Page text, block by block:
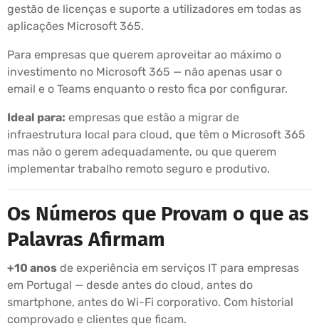
gestão de licenças e suporte a utilizadores em todas as
aplicações Microsoft 365.
Para empresas que querem aproveitar ao máximo o
investimento no Microsoft 365 — não apenas usar o
email e o Teams enquanto o resto fica por configurar.
Ideal para: empresas que estão a migrar de
infraestrutura local para cloud, que têm o Microsoft 365
mas não o gerem adequadamente, ou que querem
implementar trabalho remoto seguro e produtivo.
Os Números que Provam o que as
Palavras Afirmam
+10 anos de experiência em serviços IT para empresas
em Portugal — desde antes do cloud, antes do
smartphone, antes do Wi-Fi corporativo. Com historial
comprovado e clientes que ficam.